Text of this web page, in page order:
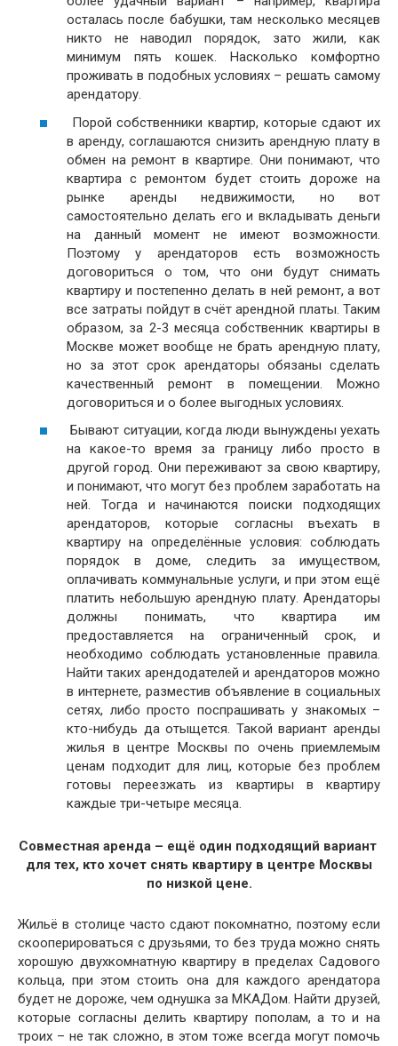
осталась после бабушки, там несколько месяцев
никто не наводил порядок, зато жили, как
минимум пять кошек. Насколько комфортно
проживать в подобных условиях – решать самому
арендатору.
Порой собственники квартир, которые сдают их
в аренду, соглашаются снизить арендную плату в
обмен на ремонт в квартире. Они понимают, что
квартира с ремонтом будет стоить дороже на
рынке аренды недвижимости, но вот
самостоятельно делать его и вкладывать деньги
на данный момент не имеют возможности.
Поэтому у арендаторов есть возможность
договориться о том, что они будут снимать
квартиру и постепенно делать в ней ремонт, а вот
все затраты пойдут в счёт арендной платы. Таким
образом, за 2-3 месяца собственник квартиры в
Москве может вообще не брать арендную плату,
но за этот срок арендаторы обязаны сделать
качественный ремонт в помещении. Можно
договориться и о более выгодных условиях.
Бывают ситуации, когда люди вынуждены уехать
на какое-то время за границу либо просто в
другой город. Они переживают за свою квартиру,
и понимают, что могут без проблем заработать на
ней. Тогда и начинаются поиски подходящих
арендаторов, которые согласны въехать в
квартиру на определённые условия: соблюдать
порядок в доме, следить за имуществом,
оплачивать коммунальные услуги, и при этом ещё
платить небольшую арендную плату. Арендаторы
должны понимать, что квартира им
предоставляется на ограниченный срок, и
необходимо соблюдать установленные правила.
Найти таких арендодателей и арендаторов можно
в интернете, разместив объявление в социальных
сетях, либо просто поспрашивать у знакомых –
кто-нибудь да отыщется. Такой вариант аренды
жилья в центре Москвы по очень приемлемым
ценам подходит для лиц, которые без проблем
готовы переезжать из квартиры в квартиру
каждые три-четыре месяца.
Совместная аренда – ещё один подходящий вариант
для тех, кто хочет снять квартиру в центре Москвы
по низкой цене.
Жильё в столице часто сдают покомнатно, поэтому если
скооперироваться с друзьями, то без труда можно снять
хорошую двухкомнатную квартиру в пределах Садового
кольца, при этом стоить она для каждого арендатора
будет не дороже, чем однушка за МКАДом. Найти друзей,
которые согласны делить квартиру пополам, а то и на
троих – не так сложно, в этом тоже всегда могут помочь